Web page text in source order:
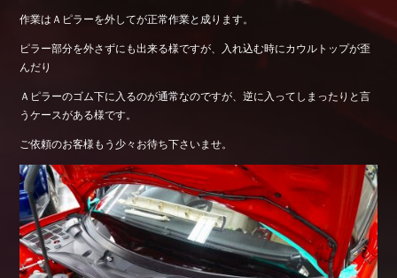
作業はＡピラーを外してが正常作業と成ります。
ピラー部分を外さずにも出来る様ですが、入れ込む時にカウルトップが歪
んだり
Ａピラーのゴム下に入るのが通常なのですが、逆に入ってしまったりと言
うケースがある様です。
ご依頼のお客様もう少々お待ち下さいませ。